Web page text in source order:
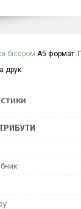
бісером А5 формат.
друк.